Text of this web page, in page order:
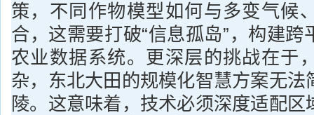
策，不同作物模型如何与多变气候
合，这需要打破“信息孤岛”，构建跨
农业数据系统。更深层的挑战在于
杂，东北大田的规模化智慧方案无法
陵。这意味着，技术必须深度适配区